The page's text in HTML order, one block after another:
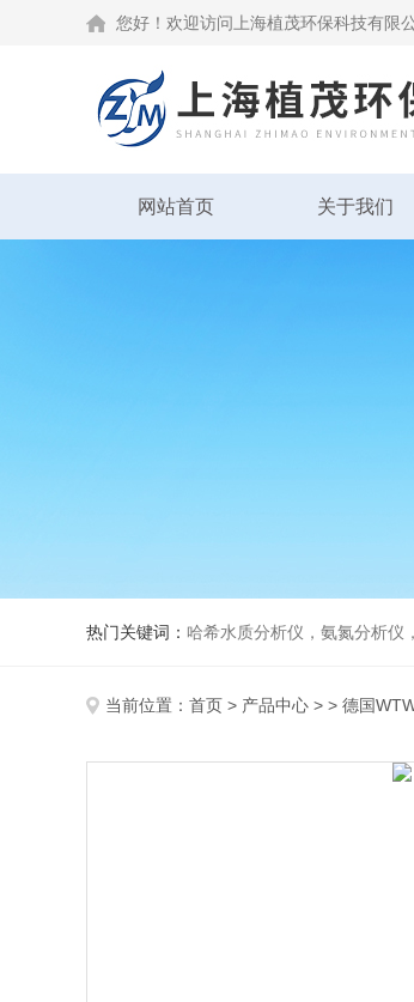
您好！欢迎访问上海植茂环保科技有限
网站首页 关于我们
热门关键词： 哈希水质分析仪，氨氮分析仪
当前位置： 首页 > 产品中心 > > 德国